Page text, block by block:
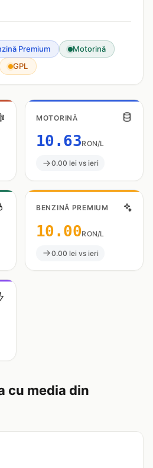
Premium
Motorină
GPL
MOTORINĂ
10.63RON/L
0.00 lei vs ieri
BENZINĂ PREMIUM
10.00RON/L
0.00 lei vs ieri
cu media din